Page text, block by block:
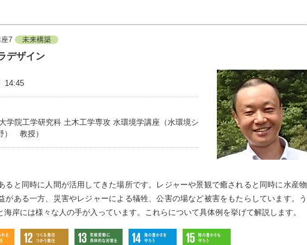
7 未来構築
デザイン
14:45
大学院工学研究科 土木工学専攻 水環境学講座（水環境シ
） 教授）
ると同時に人間が活用してきた場所です。レジャーや景観で癒されると同時に水産物
がある一方、災害やレジャーによる犠牲、公害の場など被害をもたらしています。う
海岸には様々な人の手が入っています。これらについて具体例を挙げて解説します。